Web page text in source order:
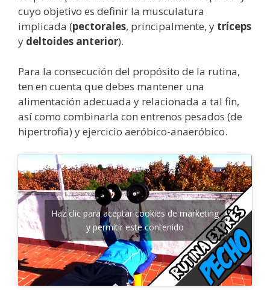
cuyo objetivo es definir la musculatura
implicada (pectorales, principalmente, y tríceps
y deltoides anterior).
Para la consecución del propósito de la rutina,
ten en cuenta que debes mantener una
alimentación adecuada y relacionada a tal fin,
así como combinarla con entrenos pesados (de
hipertrofia) y ejercicio aeróbico-anaeróbico.
Haz clic para aceptar cookies de marketing
y permitir este contenido